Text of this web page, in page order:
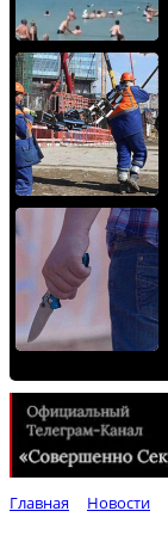
Главная Новости